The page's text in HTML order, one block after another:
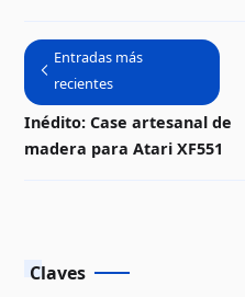
triunfador
del FujiCup
2025
Entradas más
recientes
Inédito: Case artesanal de
madera para Atari XF551
Claves